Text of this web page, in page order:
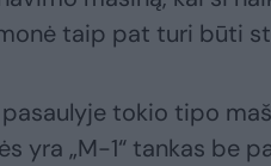
taip pat turi būti
tokio tipo
yra „M-1“ tankas be